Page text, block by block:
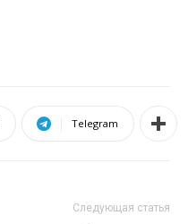
Telegram
Следующая статья